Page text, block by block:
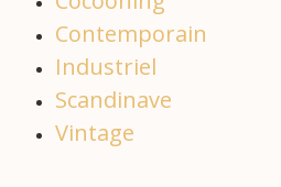
Contemporain
Industriel
Scandinave
Vintage